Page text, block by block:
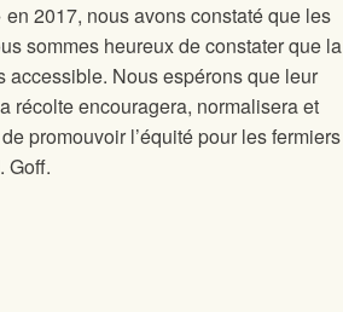
2017, nous avons constaté que les
sommes heureux de constater que la
accessible. Nous espérons que leur
récolte encouragera, normalisera et
promouvoir l’équité pour les fermiers
Goff.